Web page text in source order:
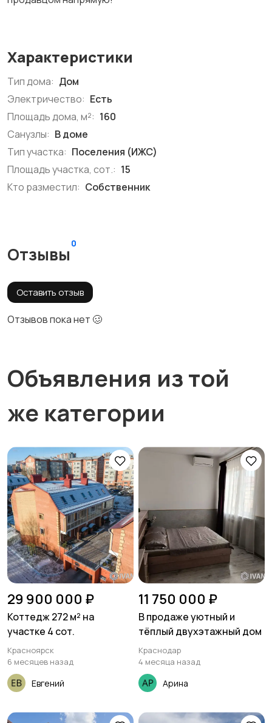
Характеристики
Тип дома: Дом
Электричество: Есть
Площадь дома, м²: 160
Санузлы: В доме
Тип участка: Поселения (ИЖС)
Площадь участка, сот.: 15
Кто разместил: Собственник
Отзывы
0
Оставить отзыв
Отзывов пока нет 🥴
Объявления из той
же категории
29 900 000 ₽
Коттедж 272 м² на
участке 4 сот.
Красноярск
6 месяцев назад
Евгений
11 750 000 ₽
В продаже уютный и
тёплый двухэтажный дом
Краснодар
4 месяца назад
Арина